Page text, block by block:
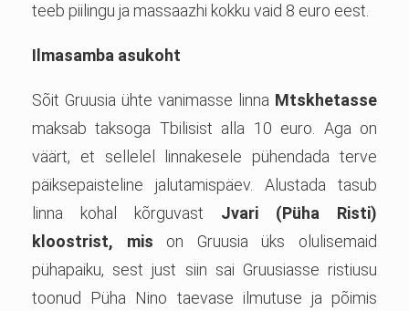
teeb piilingu ja massaazhi kokku vaid 8 euro eest.
Ilmasamba asukoht
Sõit Gruusia ühte vanimasse linna Mtskhetasse
maksab taksoga Tbilisist alla 10 euro. Aga on
väärt, et sellelel linnakesele pühendada terve
päiksepaisteline jalutamispäev. Alustada tasub
linna kohal kõrguvast Jvari (Püha Risti)
kloostrist, mis on Gruusia üks olulisemaid
pühapaiku, sest just siin sai Gruusiasse ristiusu
toonud Püha Nino taevase ilmutuse ja põimis